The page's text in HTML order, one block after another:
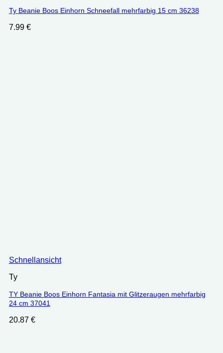
Ty Beanie Boos Einhorn Schneefall mehrfarbig 15 cm 36238
7.99 €
Schnellansicht
Ty
TY Beanie Boos Einhorn Fantasia mit Glitzeraugen mehrfarbig
24 cm 37041
20.87 €